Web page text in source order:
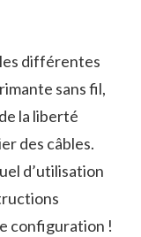
différentes
sans fil,
la ‍liberté
des câbles.
d’utilisation‍
⁢configuration !